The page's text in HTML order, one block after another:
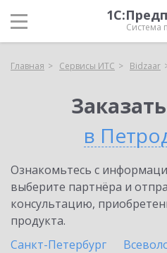
Система
Главная Сервисы ИТС Bidzaar
в
Ознакомьтесь с
выберите партнёра и
консультацию,
продукта.
Санкт-Петербург